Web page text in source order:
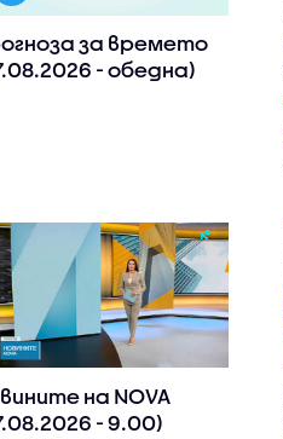
за времето
- обедна)
на NOVA
- 9.00)